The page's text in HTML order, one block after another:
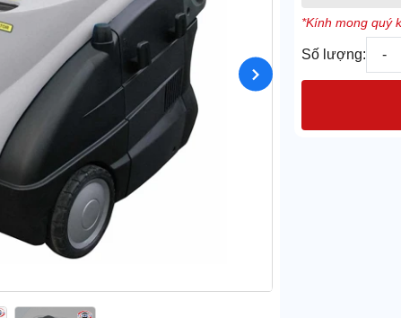
*Kính mong quý
Số lượng: -